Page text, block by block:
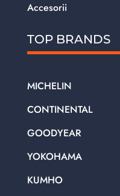
Accesorii
TOP BRANDS
MICHELIN
CONTINENTAL
GOODYEAR
YOKOHAMA
KUMHO